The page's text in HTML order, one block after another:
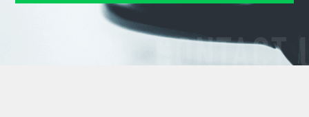
CONTACT